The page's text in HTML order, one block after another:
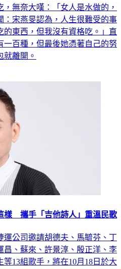
無奈大嘆：「女人是水做的，
：宋燕旻認為，人生很難受的事
東西，但我沒有資格吃。」直
一百種，但最後她憑著自己的努
就離開。
樣 攜手「吉他詩人」重溫民歌
運公司邀請胡德夫、馬毓芬、丁
昌、蘇來、許景淳、殷正洋、李
13組歌手，將在10月18日於大